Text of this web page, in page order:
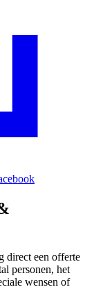
direct een offerte
personen, het
wensen of